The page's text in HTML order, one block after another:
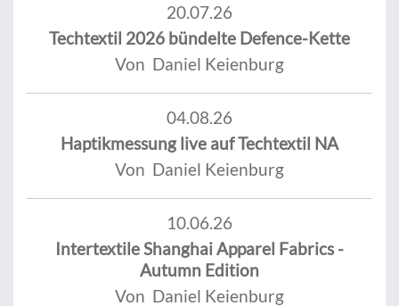
20.07.26
Techtextil 2026 bündelte Defence-Kette
Von Daniel Keienburg
04.08.26
Haptikmessung live auf Techtextil NA
Von Daniel Keienburg
10.06.26
Intertextile Shanghai Apparel Fabrics -
Autumn Edition
Von Daniel Keienburg